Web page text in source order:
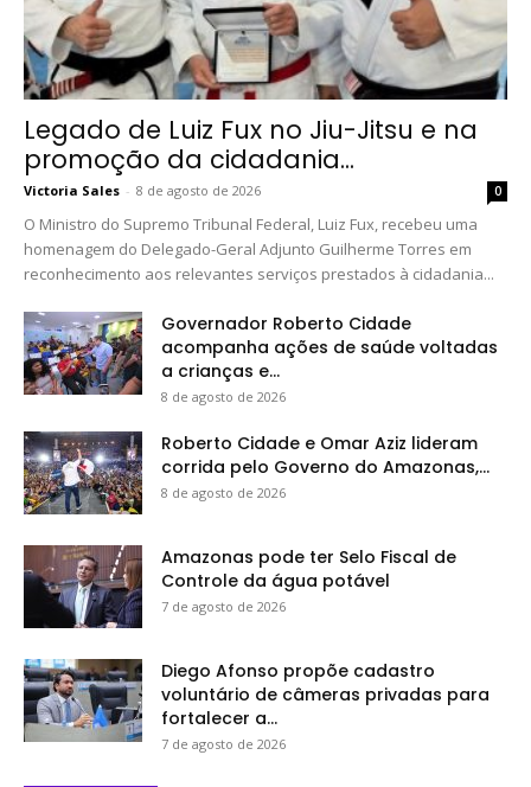
Legado de Luiz Fux no Jiu-Jitsu e na
promoção da cidadania...
Victoria Sales - 8 de agosto de 2026 0
O Ministro do Supremo Tribunal Federal, Luiz Fux, recebeu uma
homenagem do Delegado-Geral Adjunto Guilherme Torres em
reconhecimento aos relevantes serviços prestados à cidadania...
Governador Roberto Cidade
acompanha ações de saúde voltadas
a crianças e...
8 de agosto de 2026
Roberto Cidade e Omar Aziz lideram
corrida pelo Governo do Amazonas,...
8 de agosto de 2026
Amazonas pode ter Selo Fiscal de
Controle da água potável
7 de agosto de 2026
Diego Afonso propõe cadastro
voluntário de câmeras privadas para
fortalecer a...
7 de agosto de 2026